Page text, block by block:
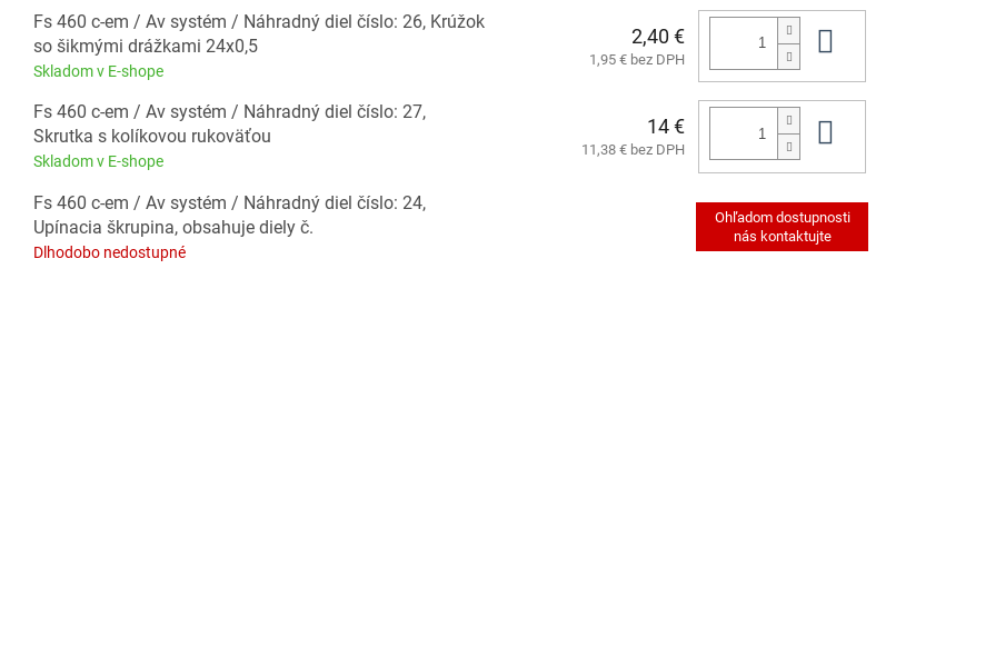
Fs 460 c-em / Av systém / Náhradný diel číslo: 26, Krúžok
so šikmými drážkami 24x0,5
Skladom v E-shope
2,40 €
1,95 € bez DPH
Fs 460 c-em / Av systém / Náhradný diel číslo: 27,
Skrutka s kolíkovou rukoväťou
Skladom v E-shope
14 €
11,38 € bez DPH
Fs 460 c-em / Av systém / Náhradný diel číslo: 24,
Upínacia škrupina, obsahuje diely č.
Dlhodobo nedostupné